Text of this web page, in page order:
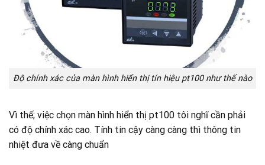
Độ chính xác của màn hình hiển thị tín hiệu pt100 như thế nào
Vì thế; việc chọn màn hình hiển thị pt100 tôi nghĩ cần phải
có độ chính xác cao. Tính tin cậy càng càng thì thông tin
nhiệt đưa về càng chuẩn